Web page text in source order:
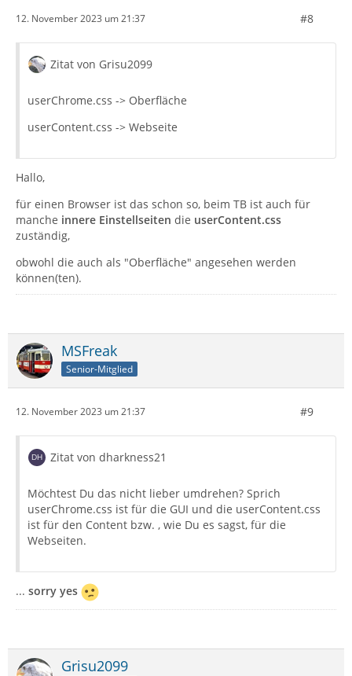
12. November 2023 um 21:37 #8
Zitat von Grisu2099
userChrome.css -> Oberfläche
userContent.css -> Webseite
Hallo,
für einen Browser ist das schon so, beim TB ist auch für
manche innere Einstellseiten die userContent.css
zuständig,
obwohl die auch als "Oberfläche" angesehen werden
können(ten).
MSFreak
Senior-Mitglied
12. November 2023 um 21:37 #9
Zitat von dharkness21
Möchtest Du das nicht lieber umdrehen? Sprich
userChrome.css ist für die GUI und die userContent.css
ist für den Content bzw. , wie Du es sagst, für die
Webseiten.
... sorry yes
Grisu2099